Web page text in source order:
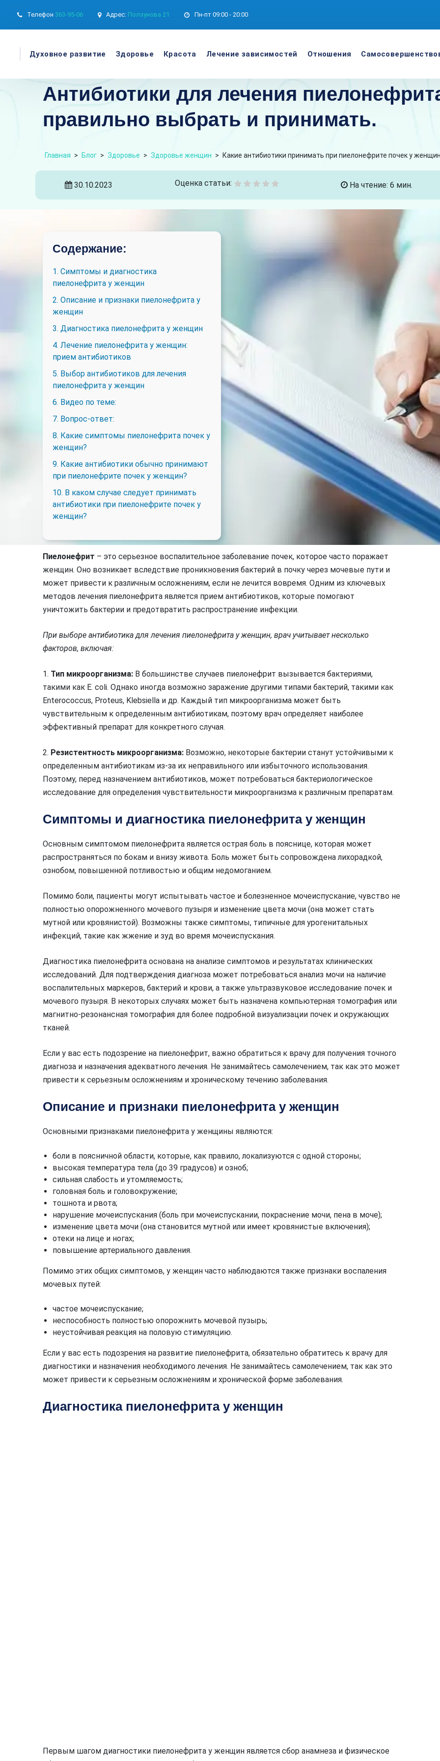
Телефон 363-95-06 Адрес: Ползунова 21 Пн-пт 09:00 - 20:00
Духовное развитие Здоровье Красота Лечение зависимостей Отношения
Антибиотики для лечения
правильно выбрать и принимать.
Главная > Блог > Здоровье > Здоровье женщин > Какие антибиотики принимать при пиелонефрите почек у женщин
30.10.2023 Оценка статьи: На чтение: 6 мин.
Содержание:
1. Симптомы и диагностика
пиелонефрита у женщин
2. Описание и признаки пиелонефрита у
женщин
3. Диагностика пиелонефрита у женщин
4. Лечение пиелонефрита у женщин:
прием антибиотиков
5. Выбор антибиотиков для лечения
пиелонефрита у женщин
6. Видео по теме:
7. Вопрос-ответ:
8. Какие симптомы пиелонефрита почек у
женщин?
9. Какие антибиотики обычно принимают
при пиелонефрите почек у женщин?
10. В каком случае следует принимать
антибиотики при пиелонефрите почек у
женщин?
Пиелонефрит – это серьезное воспалительное заболевание почек, которое часто поражает
женщин. Оно возникает вследствие проникновения бактерий в почку через мочевые пути и
может привести к различным осложнениям, если не лечится вовремя. Одним из ключевых
методов лечения пиелонефрита является прием антибиотиков, которые помогают
уничтожить бактерии и предотвратить распространение инфекции.
При выборе антибиотика для лечения пиелонефрита у женщин, врач учитывает несколько
факторов, включая:
1. Тип микроорганизма: В большинстве случаев пиелонефрит вызывается бактериями,
такими как E. coli. Однако иногда возможно заражение другими типами бактерий, такими как
Enterococcus, Proteus, Klebsiella и др. Каждый тип микроорганизма может быть
чувствительным к определенным антибиотикам, поэтому врач определяет наиболее
эффективный препарат для конкретного случая.
2. Резистентность микроорганизма: Возможно, некоторые бактерии станут устойчивыми к
определенным антибиотикам из-за их неправильного или избыточного использования.
Поэтому, перед назначением антибиотиков, может потребоваться бактериологическое
исследование для определения чувствительности микроорганизма к различным препаратам.
Симптомы и диагностика пиелонефрита у женщин
Основным симптомом пиелонефрита является острая боль в пояснице, которая может
распространяться по бокам и внизу живота. Боль может быть сопровождена лихорадкой,
ознобом, повышенной потливостью и общим недомоганием.
Помимо боли, пациенты могут испытывать частое и болезненное мочеиспускание, чувство не
полностью опорожненного мочевого пузыря и изменение цвета мочи (она может стать
мутной или кровянистой). Возможны также симптомы, типичные для урогенитальных
инфекций, такие как жжение и зуд во время мочеиспускания.
Диагностика пиелонефрита основана на анализе симптомов и результатах клинических
исследований. Для подтверждения диагноза может потребоваться анализ мочи на наличие
воспалительных маркеров, бактерий и крови, а также ультразвуковое исследование почек и
мочевого пузыря. В некоторых случаях может быть назначена компьютерная томография или
магнитно-резонансная томография для более подробной визуализации почек и окружающих
тканей.
Если у вас есть подозрение на пиелонефрит, важно обратиться к врачу для получения точного
диагноза и назначения адекватного лечения. Не занимайтесь самолечением, так как это может
привести к серьезным осложнениям и хроническому течению заболевания.
Описание и признаки пиелонефрита у женщин
Основными признаками пиелонефрита у женщины являются:
боли в поясничной области, которые, как правило, локализуются с одной стороны;
высокая температура тела (до 39 градусов) и озноб;
сильная слабость и утомляемость;
головная боль и головокружение;
тошнота и рвота;
нарушение мочеиспускания (боль при мочеиспускании, покраснение мочи, пена в моче);
изменение цвета мочи (она становится мутной или имеет кровянистые включения);
отеки на лице и ногах;
повышение артериального давления.
Помимо этих общих симптомов, у женщин часто наблюдаются также признаки воспаления
мочевых путей:
частое мочеиспускание;
неспособность полностью опорожнить мочевой пузырь;
неустойчивая реакция на половую стимуляцию.
Если у вас есть подозрения на развитие пиелонефрита, обязательно обратитесь к врачу для
диагностики и назначения необходимого лечения. Не занимайтесь самолечением, так как это
может привести к серьезным осложнениям и хронической форме заболевания.
Диагностика пиелонефрита у женщин
Первым шагом диагностики пиелонефрита у женщин является сбор анамнеза и физическое